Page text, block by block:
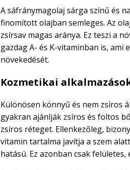
A sáfránymagolaj sárga színű és
finomított olajban semleges. Az
zsírsav magas aránya. Ez teszi a
gazdag A- és K-vitaminban is, ami
növekedését.
Kozmetikai
Különösen könnyű és nem zsíros
gyakran ajánlják zsíros és foltos
zsíros réteget. Ellenkezőleg,
vitamin tartalma javítja a szem
hatású. Ez azonban csak